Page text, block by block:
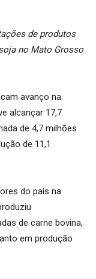
de produtos
no Mato Grosso
avanço na
alcançar 17,7
de 4,7 milhões
de 11,1
do país na
de carne bovina,
em produção